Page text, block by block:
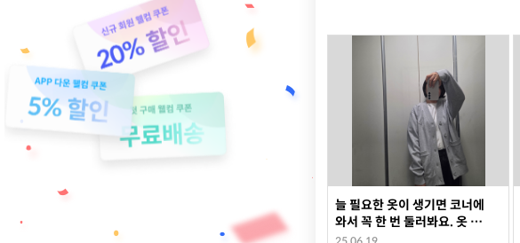
늘 필요한 옷이 생기면 코너에
와서 꼭 한 번 둘러봐요. 옷 상
태 깔끔하고 만족합니다